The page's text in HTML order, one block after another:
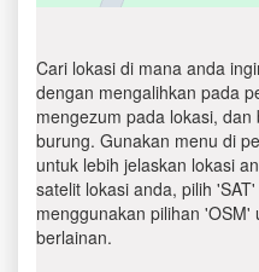
Cari lokasi di mana anda
dengan mengalihkan pada
mengezum pada lokasi,
burung. Gunakan menu di
untuk lebih jelaskan lokasi
satelit lokasi anda, pilih
menggunakan pilihan 'OSM'
berlainan.